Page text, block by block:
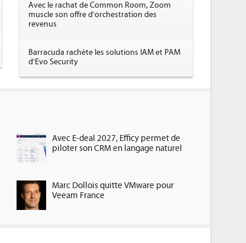
Avec le rachat de Common Room, Zoom
muscle son offre d'orchestration des
revenus
Barracuda rachète les solutions IAM et PAM
d'Evo Security
Avec E-deal 2027, Efficy permet de
piloter son CRM en langage naturel
Marc Dollois quitte VMware pour
Veeam France